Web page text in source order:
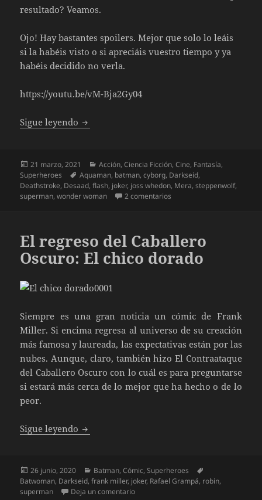
resultado? Veamos.
Ojo! Hay bastantes spoilers. Mejor que solo lo leáis
si la habéis visto o si apreciáis vuestro tiempo y ya
habéis decidido no verla.
https://youtu.be/vM-Bja2Gy04
Sigue leyendo Liga de la Justicia de Zack Snyder
Publicado
el
21 marzo, 2021 Categorías
Acción,Ciencia Ficción,Cine, Fantasía,
Superheroes
Etiquetas
Aquaman, batman,cyborg, Darkseid,
Deathstroke, Desaad,flash, joker, joss whedon, Mera,steppenwolf,
superman,wonder woman 2 comentarios
El regreso del Caballero
Oscuro: El chico dorado
Siempre es una gran noticia un cómic de Frank
Miller. Si encima regresa al universo de su creación
más famosa y laureada, las expectativas están por las
nubes. Aunque, claro, también hizo El Contraataque
del Caballero Oscuro con lo cuál es para preguntarse
si estará más cerca de lo mejor que ha hecho o de lo
peor.
Sigue leyendo El regreso del Caballero Oscuro: El chico
Publicado
el
26 junio, 2020 Categorías
Batman,Cómic,Superheroes
Batwoman, Darkseid,frank miller, joker, Rafael Grampá, robin,
superman
Deja un comentarioen El regreso del Caballero Oscuro: El